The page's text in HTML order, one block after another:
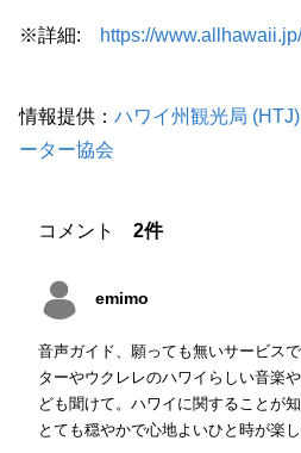
※詳細: https://
情報提供： ハワイ州観光局 (HTJ)
ーター協会
コメント 2件
emimo
音声ガイド、願っても無いサービス
ターやウクレレのハワイらしい音楽
ども聞けて。ハワイに関することが
とても穏やかで心地よいひと時が楽し